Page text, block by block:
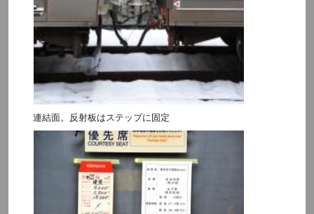
連結面。反射板はステップに固定